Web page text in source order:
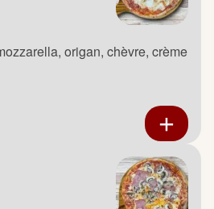
origan, chèvre, crème